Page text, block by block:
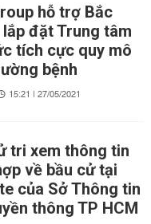
hỗ trợ Bắc
lắp đặt Trung tâm
tích cực quy mô
bệnh
15:21 | 27/05/2021
tri xem thông tin
về bầu cử tại
của Sở Thông tin
thông TP HCM